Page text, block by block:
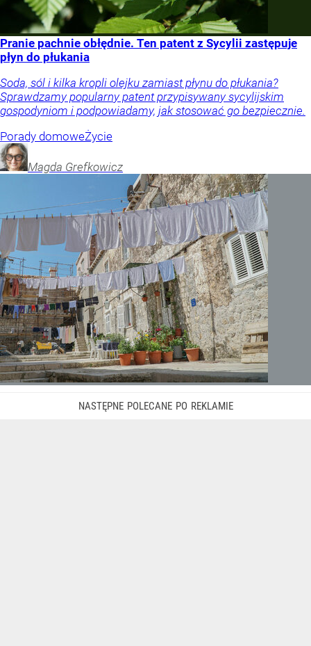
Pranie pachnie obłędnie. Ten patent z Sycylii zastępuje
płyn do płukania
Soda, sól i kilka kropli olejku zamiast płynu do płukania?
Sprawdzamy popularny patent przypisywany sycylijskim
gospodyniom i podpowiadamy, jak stosować go bezpiecznie.
Porady domoweŻycie
Magda Grefkowicz